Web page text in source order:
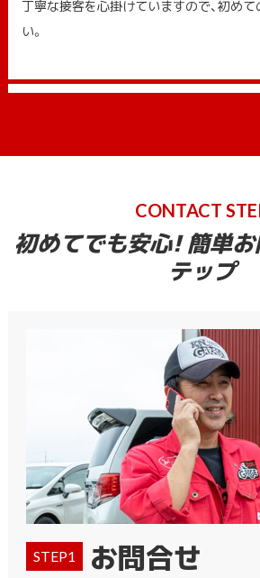
丁寧な接客を心掛けていますので、初め
い。
CONTACT
初めてでも安心! 簡単
テップ
STEP1 お問合せ